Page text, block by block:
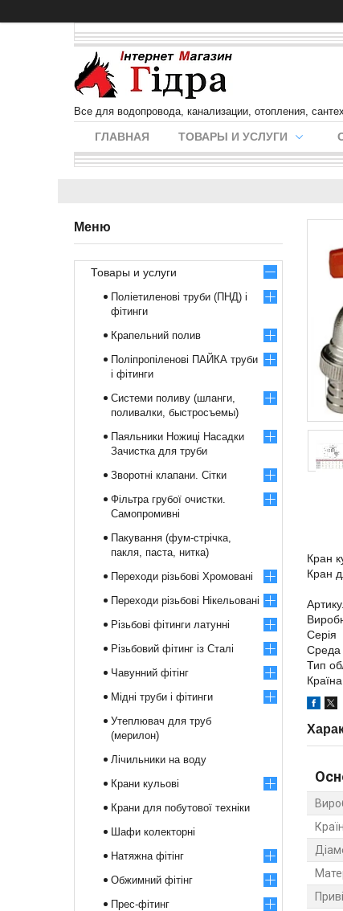
Все для водопровода, канализации, отопления,
ГЛАВНАЯ ТОВАРЫ И УСЛУГИ
Кран
Кран
Серія
Тип
Товары и услуги
Поліетиленові труби (ПНД) і
фітинги
Крапельний полив
Поліпропіленові ПАЙКА труби
і фітинги
Системи поливу (шланги,
поливалки, быстросъемы)
Паяльники Ножиці Насадки
Зачистка для труби
Зворотні клапани. Сітки
Фільтра грубої очистки.
Самопромивні
Пакування (фум-стрічка,
пакля, паста, нитка)
Переходи різьбові Хромовані
Переходи різьбові Нікельовані
Різьбові фітинги латунні
Різьбовий фітинг із Сталі
Чавунний фітінг
Мідні труби і фітинги
Утеплювач для труб
(мерилон)
Лічильники на воду
Крани кульові
Крани для побутової техніки
Шафи колекторні
Натяжна фітінг
Обжимний фітінг
Прес-фітинг